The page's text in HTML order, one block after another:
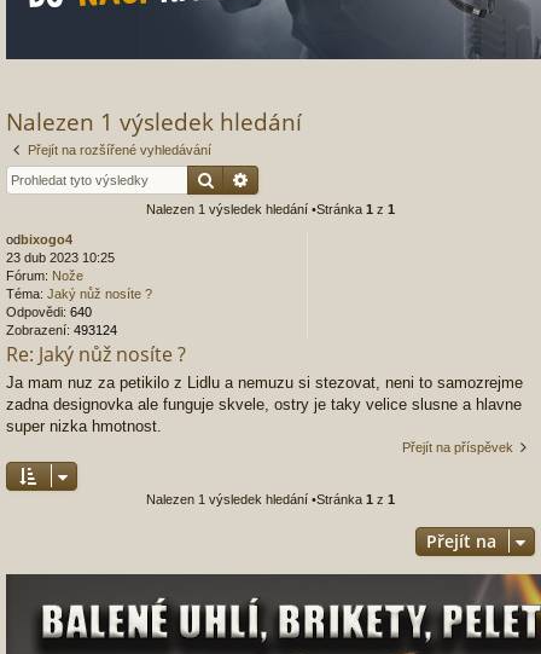
Nalezen 1 výsledek hledání
Přejít na rozšířené vyhledávání
Hledat
Nalezen 1 výsledek hledání •Stránka 1 z 1
odbixogo4
23 dub 2023 10:25
Fórum: Nože
Téma: Jaký nůž nosíte ?
Odpovědi: 640
Zobrazení: 493124
Re: Jaký nůž nosíte ?
Ja mam nuz za petikilo z Lidlu a nemuzu si stezovat, neni to samozrejme
zadna designovka ale funguje skvele, ostry je taky velice slusne a hlavne
super nizka hmotnost.
Přejít na příspěvek
Nalezen 1 výsledek hledání •Stránka 1 z 1
Přejít na